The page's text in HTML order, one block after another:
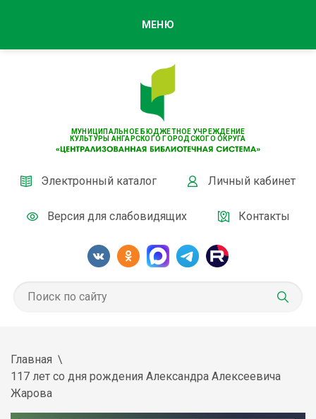
МУНИЦИПАЛЬНОЕ БЮДЖЕТНОЕ УЧРЕЖДЕНИЕ
КУЛЬТУРЫ АНГАРСКОГО ГОРОДСКОГО ОКРУГА
Электронный каталог Личный кабинет
Версия для слабовидящих Контакты
МЕНЮ
Главная
117 лет со дня рождения Александра Алексеевича
Жарова